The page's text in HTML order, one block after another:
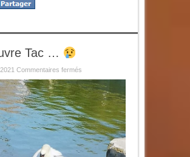
Tac …
Commentaires ferméssur
Tac
…